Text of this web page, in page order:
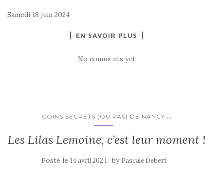
Samedi 18 juin 2024
EN SAVOIR PLUS
No comments yet
COINS SECRETS (OU PAS) DE NANCY ...
Les Lilas Lemoine, c’est leur moment !
Posté le 14 avril 2024 by Pascale Debert